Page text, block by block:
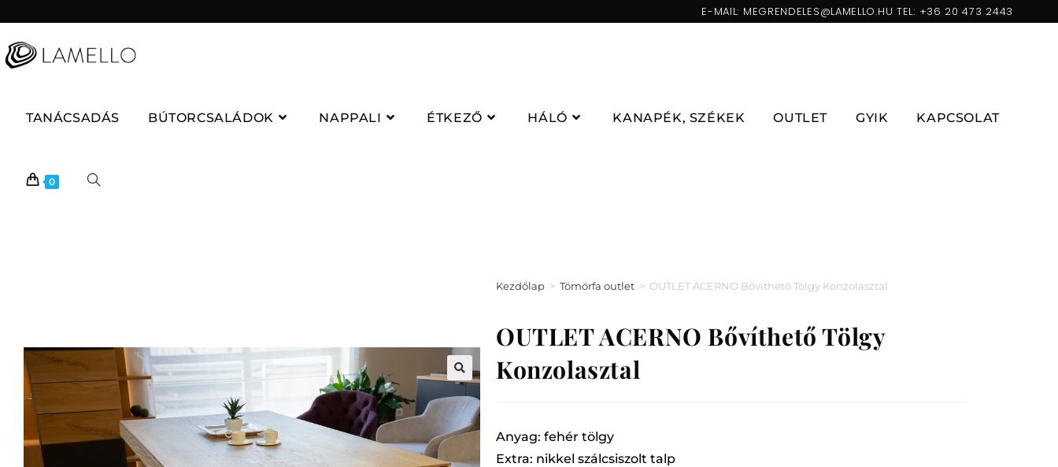
E-MAIL: MEGRENDELES@LAMELLO.HU TEL: +36 20 473 2443
TANÁCSADÁS BÚTORCSALÁDOK NAPPALI ÉTKEZŐ HÁLÓ KANAPÉK, SZÉKEK OUTLET GYIK KAPCSOLAT
0
Kezdőlap > Tömörfa outlet > OUTLET ACERNO Bővíthető Tölgy Konzolasztal
OUTLET ACERNO Bővíthető Tölgy
Konzolasztal
Anyag: fehér tölgy
Extra: nikkel szálcsiszolt talp